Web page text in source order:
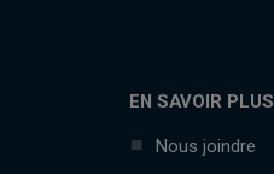
EN SAVOIR PLUS
Nous joindre